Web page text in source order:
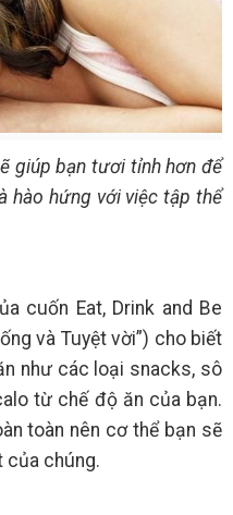
giúp bạn tươi tỉnh hơn để
hào hứng với việc tập thể
cuốn Eat, Drink and Be
và Tuyệt vời”) cho biết
như các loại snacks, sô
từ chế độ ăn của bạn.
toàn nên cơ thể bạn sẽ
của chúng.